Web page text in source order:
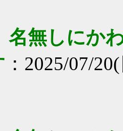
名無しにか
：2025/07/